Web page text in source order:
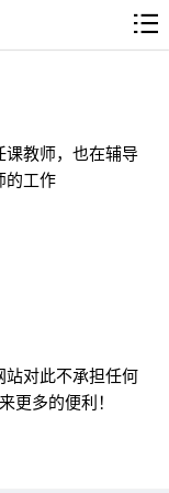
教师，也在辅导
的工作
对此不承担任何
更多的便利！